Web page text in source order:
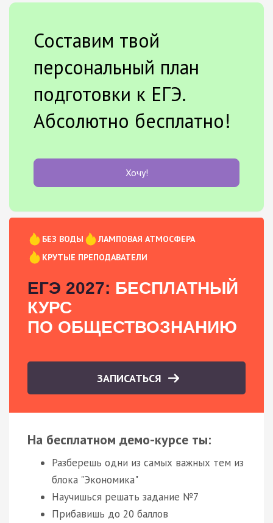
Составим твой
персональный план
подготовки к ЕГЭ.
Абсолютно бесплатно!
Хочу!
БЕЗ ВОДЫ
ЛАМПОВАЯ АТМОСФЕРА
КРУТЫЕ ПРЕПОДАВАТЕЛИ
ЕГЭ 2027: БЕСПЛАТНЫЙ
КУРС
ПО ОБЩЕСТВОЗНАНИЮ
ЗАПИСАТЬСЯ
На бесплатном демо-курсе ты:
Разберешь одни из самых важных тем из
блока "Экономика"
Научишься решать задание №7
Прибавишь до 20 баллов